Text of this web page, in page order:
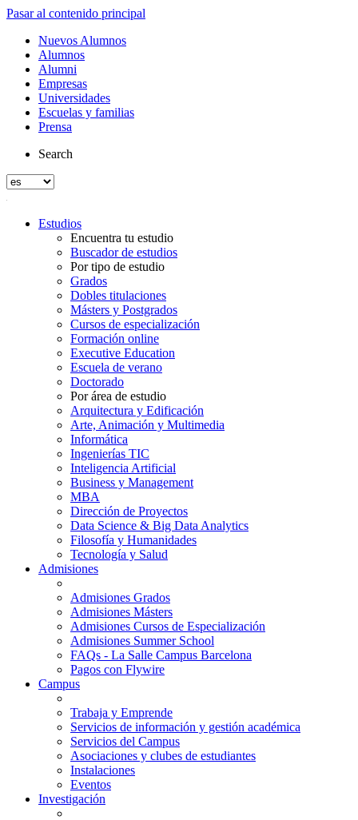
Pasar al contenido principal
Nuevos Alumnos
Alumnos
Alumni
Empresas
Universidades
Escuelas y familias
Prensa
Search
Estudios
Encuentra tu estudio
Buscador de estudios
Por tipo de estudio
Grados
Dobles titulaciones
Másters y Postgrados
Cursos de especialización
Formación online
Executive Education
Escuela de verano
Doctorado
Por área de estudio
Arquitectura y Edificación
Arte, Animación y Multimedia
Informática
Ingenierías TIC
Inteligencia Artificial
Business y Management
MBA
Dirección de Proyectos
Data Science & Big Data Analytics
Filosofía y Humanidades
Tecnología y Salud
Admisiones
Admisiones Grados
Admisiones Másters
Admisiones Cursos de Especialización
Admisiones Summer School
FAQs - La Salle Campus Barcelona
Pagos con Flywire
Campus
Trabaja y Emprende
Servicios de información y gestión académica
Servicios del Campus
Asociaciones y clubes de estudiantes
Instalaciones
Eventos
Investigación